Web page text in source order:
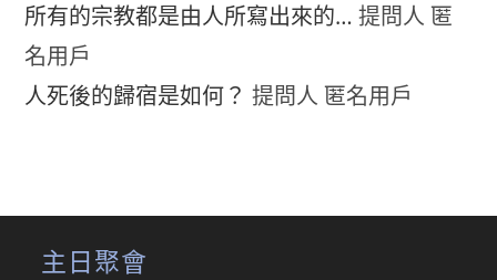
所有的宗教都是由人所寫出來的… 提問人 匿
名用戶
人死後的歸宿是如何？ 提問人 匿名用戶
主日聚會